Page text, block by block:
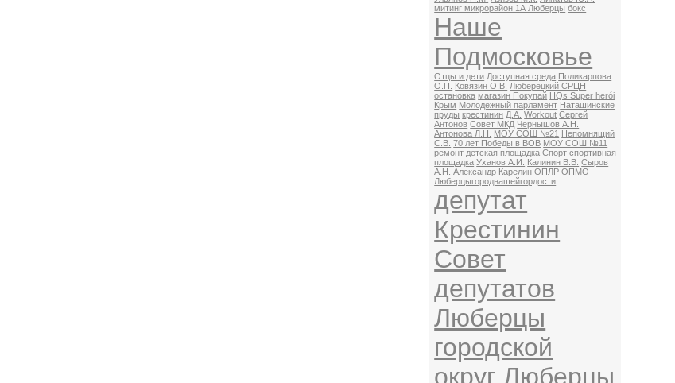
митинг микрорайон 1А Люберцы бокс
Наше
Подмосковье
Отцы и дети Доступная среда Поликарпова
О.П.
Ковязин О.В. Люберецкий СРЦН
остановка магазин Покупай HQs Super herói
Крым Молодежный парламент Наташинские
пруды крестинин Д.А. Workout Сергей
Антонов Совет МКД Чернышов А.Н.
Антонова Л.Н.
МОУ СОШ №21 Непомнящий
С.В. 70 лет Победы в ВОВ МОУ СОШ №11
ремонт детская площадка Спорт спортивная
площадка Уханов А.И. Калинин В.В. Сыров
А.Н.
Александр Карелин ОПЛР ОПМО
Люберцыгороднашейгордости
депутат
Крестинин
Совет
депутатов
Люберцы
городской
округ Люберцы